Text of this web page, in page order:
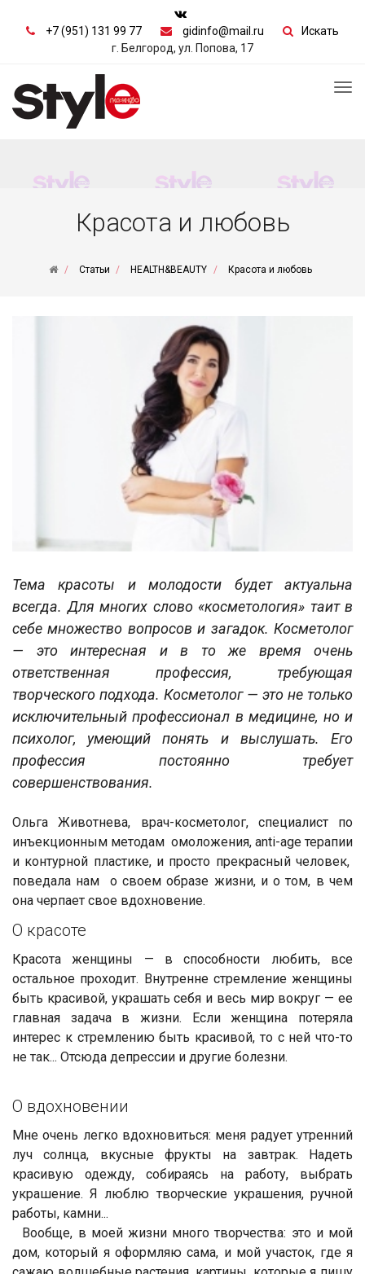
+7 (951) 131 99 77 gidinfo@mail.ru
Искать
г. Белгород, ул. Попова, 17
Красота и любовь
Статьи HEALTH&BEAUTY Красота и любовь
Тема красоты и молодости будет актуальна
всегда. Для многих слово «косметология» таит в
себе множество вопросов и загадок. Косметолог
— это интересная и в то же время очень
ответственная профессия, требующая
творческого подхода. Косметолог — это не только
исключительный профессионал в медицине, но и
психолог, умеющий понять и выслушать. Его
профессия постоянно требует
совершенствования.
Ольга Животнева, врач-косметолог, специалист по
инъекционным методам омоложения, anti-age терапии
и контурной пластике, и просто прекрасный человек,
поведала нам о своем образе жизни, и о том, в чем
она черпает свое вдохновение.
О красоте
Красота женщины — в способности любить, все
остальное проходит. Внутренне стремление женщины
быть красивой, украшать себя и весь мир вокруг — ее
главная задача в жизни. Если женщина потеряла
интерес к стремлению быть красивой, то с ней что-то
не так... Отсюда депрессии и другие болезни.
О вдохновении
Мне очень легко вдохновиться: меня радует утренний
луч солнца, вкусные фрукты на завтрак. Надеть
красивую одежду, собираясь на работу, выбрать
украшение. Я люблю творческие украшения, ручной
работы, камни...
Вообще, в моей жизни много творчества: это и мой
дом, который я оформляю сама, и мой участок, где я